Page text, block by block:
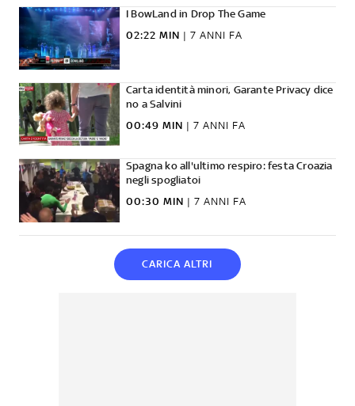
I BowLand in Drop The Game
02:22 MIN | 7 ANNI FA
Carta identità minori, Garante Privacy dice
no a Salvini
00:49 MIN | 7 ANNI FA
Spagna ko all'ultimo respiro: festa Croazia
negli spogliatoi
00:30 MIN | 7 ANNI FA
CARICA ALTRI